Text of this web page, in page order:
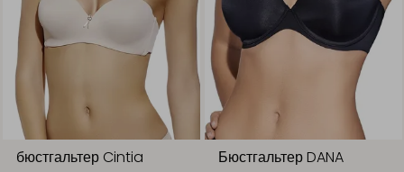
бюстгальтер Cintia Бюстгальтер DANA